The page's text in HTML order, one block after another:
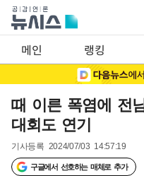
메인 랭킹
때 이른 폭염에 전
대회도 연기
기사등록 2024/07/03 14:57:19
구글에서 선호하는 매체로 추가